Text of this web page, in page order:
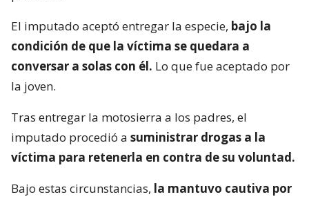
El imputado aceptó entregar la especie, bajo la
condición de que la víctima se quedara a
conversar a solas con él. Lo que fue aceptado por
la joven.
Tras entregar la motosierra a los padres, el
imputado procedió a suministrar drogas a la
víctima para retenerla en contra de su voluntad.
Bajo estas circunstancias, la mantuvo cautiva por